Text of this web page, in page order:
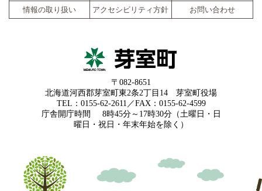
情報の取り扱い
アクセシビリティ方針 お問い合わせ
〒082-8651
北海道河西郡芽室町東2条2丁目14 芽室町役場
TEL：0155-62-2611／FAX：0155-62-4599
庁舎開庁時間
8時45分～17時30分（土曜日・日
曜日・祝日・年末年始を除く）